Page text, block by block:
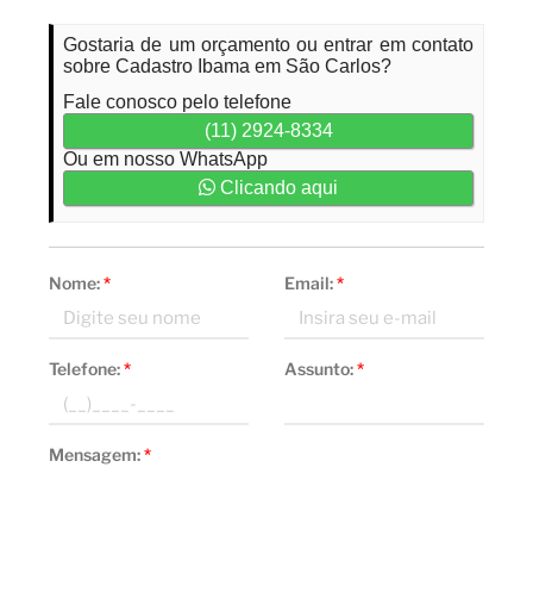
Gostaria de um orçamento ou entrar em contato
sobre Cadastro Ibama em São Carlos?
Fale conosco pelo telefone
(11) 2924-8334
Ou em nosso WhatsApp
Clicando aqui
Nome:* Email:*
Telefone:* Assunto:*
Mensagem:*